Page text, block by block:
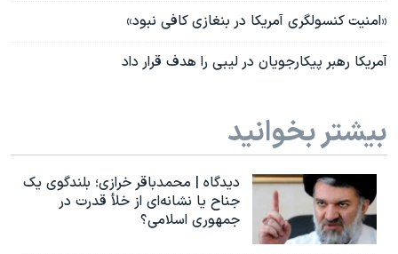
«امنیت کنسولگری آمریکا در بنغازی کافی نبود»
آمریکا رهبر پیکارجویان در لیبی را هدف قرار داد
بیشتر بخوانید
دیدگاه | محمدباقر خرازی؛ بلندگوی یک
جناح یا نشانه‌ای از خلأ قدرت در
جمهوری اسلامی؟